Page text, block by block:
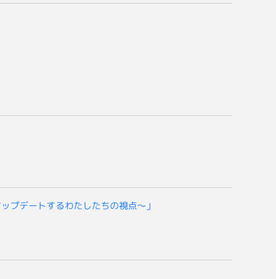
プデートするわたしたちの視点～」